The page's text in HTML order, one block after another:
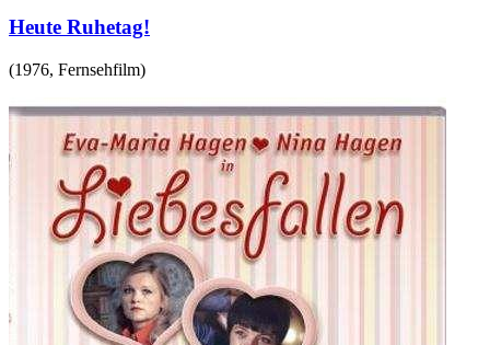
Heute Ruhetag!
(1976, Fernsehfilm)